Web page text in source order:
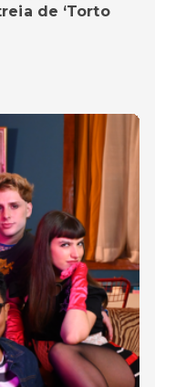
de ‘Torto